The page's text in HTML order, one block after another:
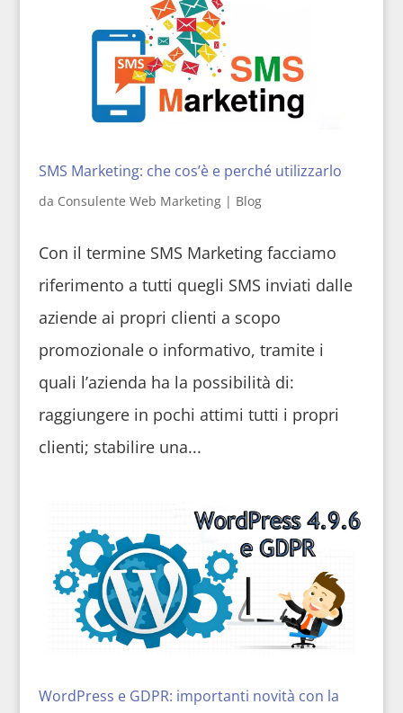
SMS Marketing: che cos’è e perché utilizzarlo
da Consulente Web Marketing| Blog
Con il termine SMS Marketing facciamo
riferimento a tutti quegli SMS inviati dalle
aziende ai propri clienti a scopo
promozionale o informativo, tramite i
quali l’azienda ha la possibilità di:
raggiungere in pochi attimi tutti i propri
clienti; stabilire una...
WordPress e GDPR: importanti novità con la